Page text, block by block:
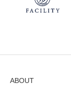
ABOUT